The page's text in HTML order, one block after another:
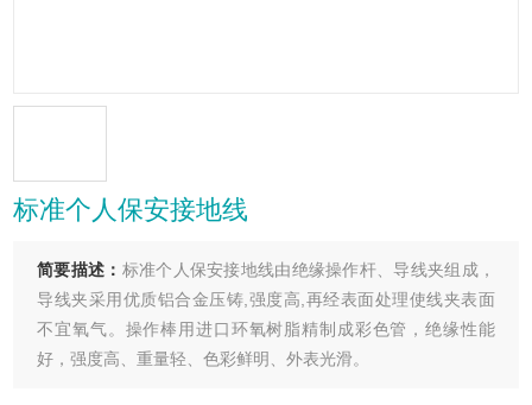
标准个人保安接地线
简要描述： 标准个人保安接地线由绝缘操作杆、导线夹组成，
导线夹采用优质铝合金压铸,强度高,再经表面处理使线夹表面
不宜氧气。操作棒用进口环氧树脂精制成彩色管，绝缘性能
好，强度高、重量轻、色彩鲜明、外表光滑。